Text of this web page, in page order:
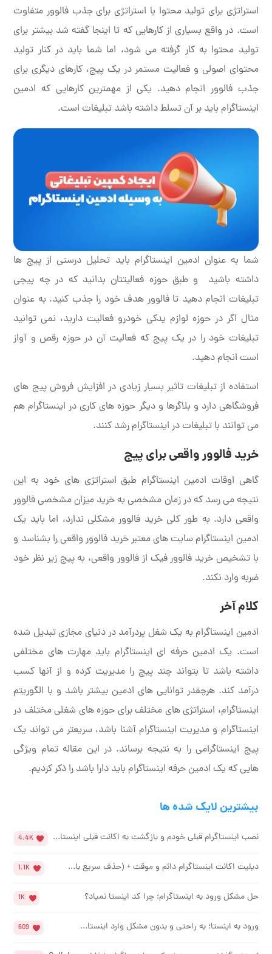
استراتژی برای تولید محتوا با استراتژی برای جذب فالوور متفاوت
است. در واقع بسیاری از کارهایی که تا اینجا گفته شد بیشتر برای
تولید محتوا به کار گرفته می شود، اما شما باید در کنار تولید
محتوای اصولی و فعالیت مستمر در یک پیج، کارهای دیگری برای
جذب فالوور انجام دهید. یکی از مهمترین کارهایی که ادمین
اینستاگرام باید بر آن تسلط داشته باشد تبلیغات است.
شما به عنوان ادمین اینستاگرام باید تحلیل درستی از پیج ها
داشته باشید و طبق حوزه فعالیتتان بدانید که در چه پیجی
تبلیغات انجام دهید تا فالوور هدف خود را جذب کنید. به عنوان
مثال اگر در حوزه لوازم یدکی خودرو فعالیت دارید، نمی توانید
تبلیغات خود را در یک پیج که فعالیت آن در حوزه رقص و آواز
است انجام دهید.
استفاده از تبلیغات تاثیر بسیار زیادی در افزایش فروش پیج های
فروشگاهی دارد و بلاگرها و دیگر حوزه های کاری در اینستاگرام هم
می توانند با تبلیغات در اینستاگرام رشد کنند.
خرید فالوور واقعی برای پیج
گاهی اوقات ادمین اینستاگرام طبق استراتژی های خود به این
نتیجه می رسد که در زمان مشخصی به خرید میزان مشخصی فالوور
واقعی دارد. به طور کلی خرید فالوور مشکلی ندارد، اما باید یک
ادمین اینستاگرام سایت های معتبر خرید فالوور واقعی را بشناسد و
با تشخیص خرید فالوور فیک از فالوور واقعی، به پیج زیر نظر خود
ضربه وارد نکند.
کلام آخر
ادمین اینستاگرام به یک شغل پردرآمد در دنیای مجازی تبدیل شده
است. یک ادمین حرفه ای اینستاگرام باید مهارت های مختلفی
داشته باشد تا بتواند چند پیج را مدیریت کرده و از آنها کسب
درآمد کند. هرچقدر توانایی های ادمین بیشتر باشد و با الگوریتم
اینستاگرام، استراتژی های مختلف برای حوزه های شغلی مختلف در
اینستاگرام و مدیریت اینستاگرام آشنا باشد، سریعتر می تواند یک
پیج اینستاگرامی را به نتیجه برساند. در این مقاله تمام ویژگی
هایی که یک ادمین حرفه اینستاگرام باید دارا باشد را ذکر کردیم.
بیشترین لایک شده ها
نصب اینستاگرام قبلی خودم و بازگشت به اکانت قبلی اینستا... 4.4K
دیلیت اکانت اینستاگرام دائم و موقت + (حذف سریع با... 1.1K
حل مشکل ورود به اینستاگرام؛ چرا کد اینستا نمیاد؟ 1K
ورود به اینستا؛ به راحتی و بدون مشکل وارد اینستا... 609